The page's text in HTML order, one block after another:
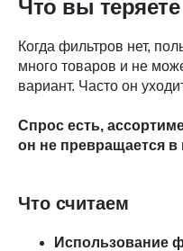
Что вы теряете
Когда фильтров нет,
много товаров и не
вариант. Часто он
Спрос есть,
он не превращается в
Что считаем
Использование